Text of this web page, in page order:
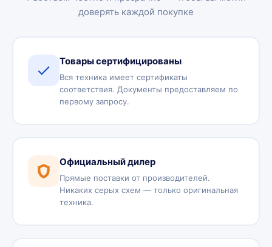
доверять каждой покупке
Товары сертифицированы
Вся техника имеет сертификаты
соответствия. Документы предоставляем по
первому запросу.
Официальный дилер
Прямые поставки от производителей.
Никаких серых схем — только оригинальная
техника.